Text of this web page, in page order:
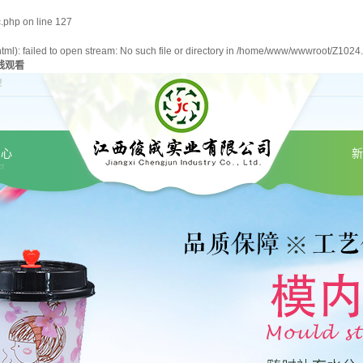
on line 127
failed to open stream: No such file or directory in /home/www/wwwroot/
观看